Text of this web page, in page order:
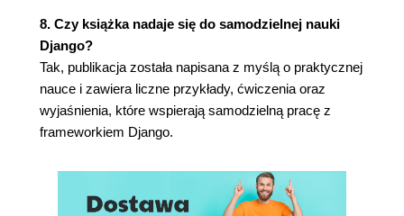
społecznościową 98
Użycie frameworka uwierzytelniania w Django 99
Utworzenie widoku logowania 100
Użycie widoków uwierzytelniania w Django
105
Widoki logowania i wylogowania 105
Widoki zerowania hasła 112
Rejestracja użytkownika i profile użytkownika 117
8. Czy książka nadaje się do samodzielnej nauki
Django?
Tak, publikacja została napisana z myślą o praktycznej
nauce i zawiera liczne przykłady, ćwiczenia oraz
wyjaśnienia, które wspierają samodzielną pracę z
frameworkiem Django.